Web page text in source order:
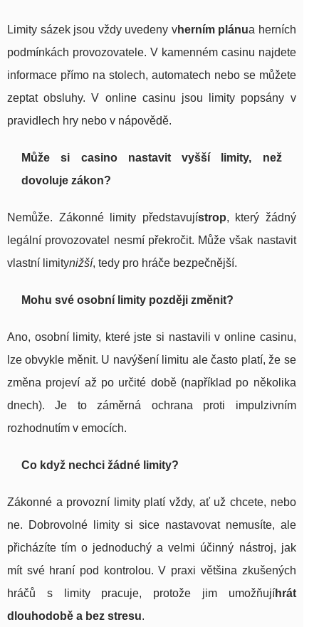
Limity sázek jsou vždy uvedeny vherním plánua herních
podmínkách provozovatele. V kamenném casinu najdete
informace přímo na stolech, automatech nebo se můžete
zeptat obsluhy. V online casinu jsou limity popsány v
pravidlech hry nebo v nápovědě.
Může si casino nastavit vyšší limity, než
dovoluje zákon?
Nemůže. Zákonné limity představujístrop, který žádný
legální provozovatel nesmí překročit. Může však nastavit
vlastní limitynižší, tedy pro hráče bezpečnější.
Mohu své osobní limity později změnit?
Ano, osobní limity, které jste si nastavili v online casinu,
lze obvykle měnit. U navýšení limitu ale často platí, že se
změna projeví až po určité době (například po několika
dnech). Je to záměrná ochrana proti impulzivním
rozhodnutím v emocích.
Co když nechci žádné limity?
Zákonné a provozní limity platí vždy, ať už chcete, nebo
ne. Dobrovolné limity si sice nastavovat nemusíte, ale
přicházíte tím o jednoduchý a velmi účinný nástroj, jak
mít své hraní pod kontrolou. V praxi většina zkušených
hráčů s limity pracuje, protože jim umožňujíhrát
dlouhodobě a bez stresu.